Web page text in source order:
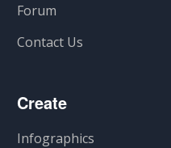
Forum
Contact Us
Create
Infographics